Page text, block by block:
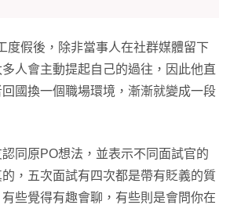
度假後，除非當事人在社群媒體留下
人會主動提起自己的過往，因此他直
國換一個職場環境，漸漸就變成一段
同原PO想法，並表示不同面試官的
，五次面試有四次都是帶有貶義的質
些覺得有趣會聊，有些則是會問你在